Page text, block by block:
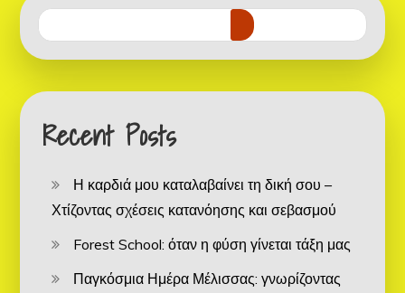
Recent Posts
Η καρδιά μου καταλαβαίνει τη δική σου –
Χτίζοντας σχέσεις κατανόησης και σεβασμού
Forest School: όταν η φύση γίνεται τάξη μας
Παγκόσμια Ημέρα Μέλισσας: γνωρίζοντας